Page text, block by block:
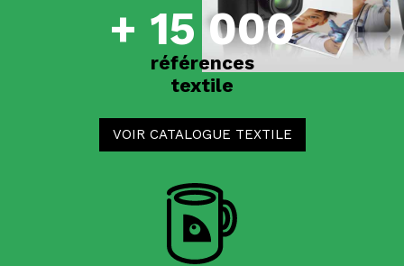
+ 15 000
références
textile
VOIR CATALOGUE TEXTILE